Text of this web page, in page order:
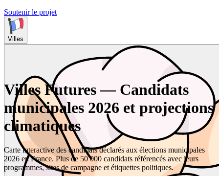
Soutenir le projet
Villes
Villes Futures — Candidats
municipales 2026 et projections
climatiques
Carte interactive des candidats déclarés aux élections municipales
2026 en France. Plus de 50 000 candidats référencés avec leurs
programmes, sites de campagne et étiquettes politiques.